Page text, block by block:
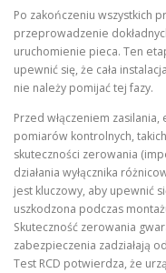
Po zakończeniu wszystkich
przeprowadzenie
uruchomienie pieca. Ten
upewnić się, że cała
nie należy pomijać tej fazy.
Przed włączeniem
pomiarów kontrolnych,
skuteczności zerowania
działania wyłącznika
jest kluczowy, aby upewnić
uszkodzona podczas
Skuteczność zerowania
zabezpieczenia zadziałają
Test RCD potwierdza, że